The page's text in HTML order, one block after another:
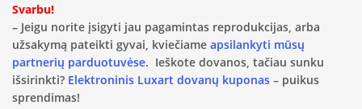
Svarbu!
– Jeigu norite įsigyti jau pagamintas reprodukcijas, arba
užsakymą pateikti gyvai, kviečiame apsilankyti mūsų
partnerių parduotuvėse. Ieškote dovanos, tačiau sunku
išsirinkti? Elektroninis Luxart dovanų kuponas – puikus
sprendimas!